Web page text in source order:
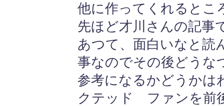
他に作ってくれるとこ
先ほど才川さんの記事
あつて、面白いなと読
事なのでその後どうな
参考になるかどうかは
クテッド ファンを前